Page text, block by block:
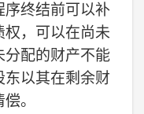
序终结前可以补
权，可以在尚未
分配的财产不能
以其在剩余财
。